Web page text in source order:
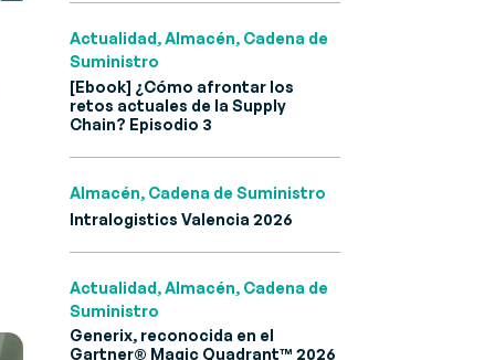
Actualidad, Almacén, Cadena de
Suministro
[Ebook] ¿Cómo afrontar los
retos actuales de la Supply
Chain? Episodio 3
Almacén, Cadena de Suministro
Intralogistics Valencia 2026
Actualidad, Almacén, Cadena de
Suministro
Generix, reconocida en el
Gartner® Magic Quadrant™ 2026